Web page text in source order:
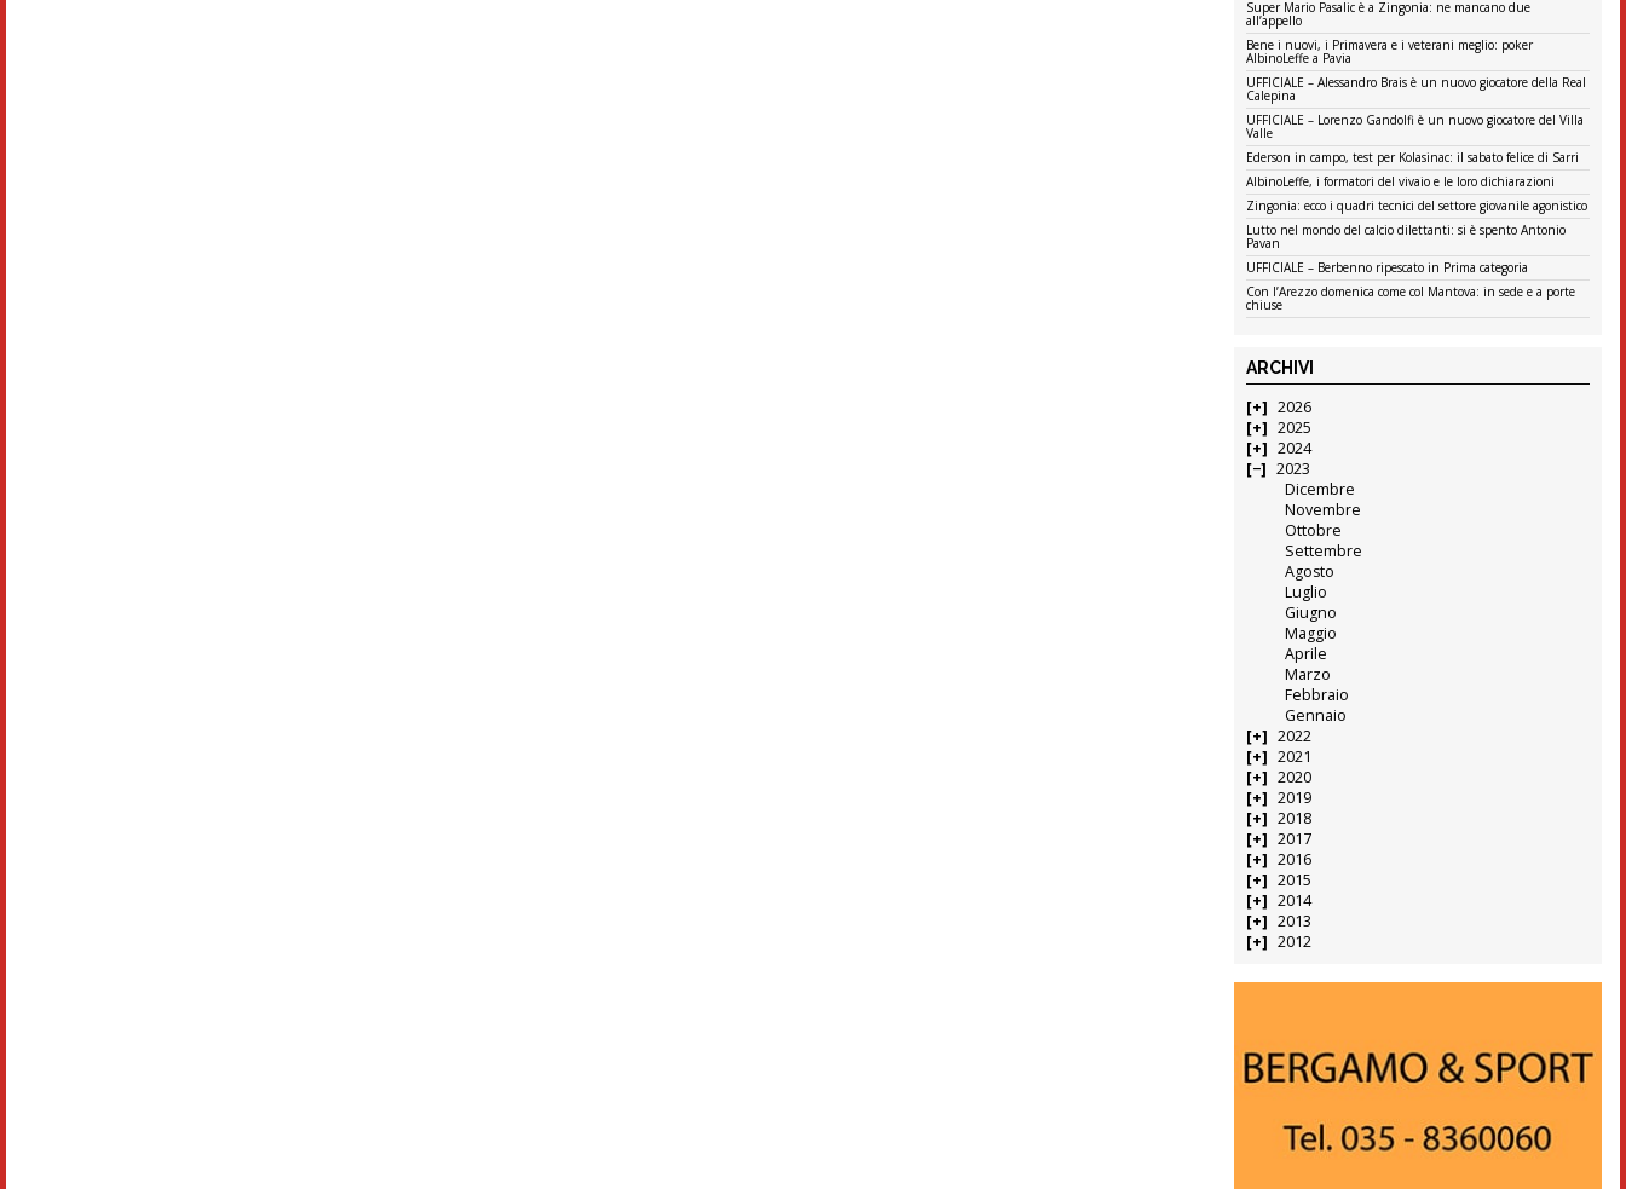
Super Mario Pasalic è a Zingonia: ne mancano due
all’appello
Bene i nuovi, i Primavera e i veterani meglio: poker
AlbinoLeffe a Pavia
UFFICIALE – Alessandro Brais è un nuovo giocatore della Real
Calepina
UFFICIALE – Lorenzo Gandolfi è un nuovo giocatore del Villa
Valle
Ederson in campo, test per Kolasinac: il sabato felice di Sarri
AlbinoLeffe, i formatori del vivaio e le loro dichiarazioni
Zingonia: ecco i quadri tecnici del settore giovanile agonistico
Lutto nel mondo del calcio dilettanti: si è spento Antonio
Pavan
UFFICIALE – Berbenno ripescato in Prima categoria
Con l’Arezzo domenica come col Mantova: in sede e a porte
chiuse
ARCHIVI
2026
2025
2024
2023
Dicembre
Novembre
Ottobre
Settembre
Agosto
Luglio
Giugno
Maggio
Aprile
Marzo
Febbraio
Gennaio
2022
2021
2020
2019
2018
2017
2016
2015
2014
2013
2012